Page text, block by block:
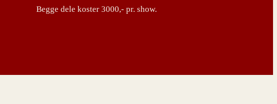
Begge dele koster 3000,- pr. show.